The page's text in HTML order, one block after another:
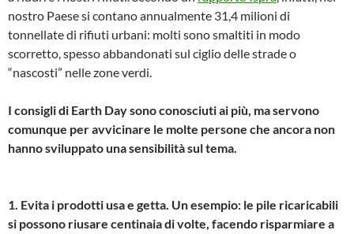
nostro Paese si contano annualmente 31,4 milioni di
tonnellate di rifiuti urbani: molti sono smaltiti in modo
scorretto, spesso abbandonati sul ciglio delle strade o
“nascosti” nelle zone verdi.
I consigli di Earth Day sono conosciuti ai più, ma servono
comunque per avvicinare le molte persone che ancora non
hanno sviluppato una sensibilità sul tema.
1. Evita i prodotti usa e getta. Un esempio: le pile ricaricabili
si possono riusare centinaia di volte, facendo risparmiare a